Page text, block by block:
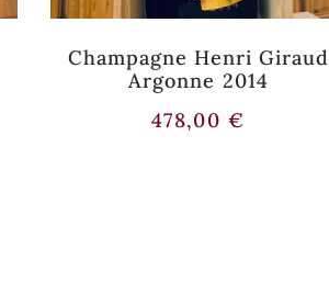
Champagne Henri Giraud
Argonne 2014
478,00 €